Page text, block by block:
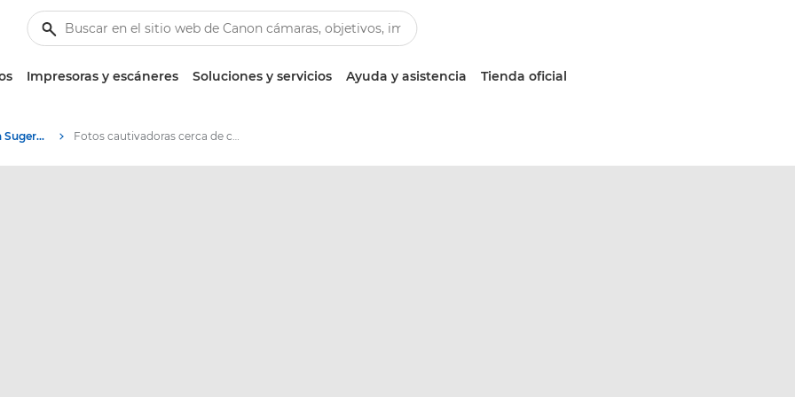
Impresoras y escáneres Soluciones y servicios Ayuda y asistencia Tienda oficial
Fotografía e impresión Sugerencias y técnicas Fotos cautivadoras cerca de casa